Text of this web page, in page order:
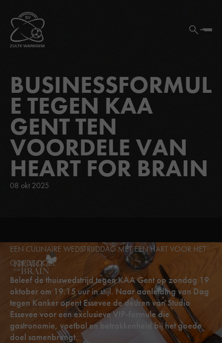
BUSINESSFORMUL
E TEGEN KAA
GENT TEN
VOORDELE VAN
HEART FOR BRAIN
08 okt 2025
EEN CULINAIRE WEDSTRIJDDAG MET EEN HART VOOR HET
GOEDE DOEL
Beleef de thuiswedstrijd tegen KAA Gent op zondag 19
oktober om 19.15 uur in stijl. Naar aanleiding van Dag
tegen Kanker opent Essevee de deuren van Studio
Essevee voor een exclusieve VIP-formule die
gastronomie, voetbal en betrokkenheid bij het goede
doel samenbrengt.